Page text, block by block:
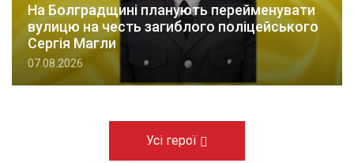
На Болградщині планують перейменувати
вулицю на честь загиблого поліцейського
Сергія Магли
07.08.2026
Усі герої